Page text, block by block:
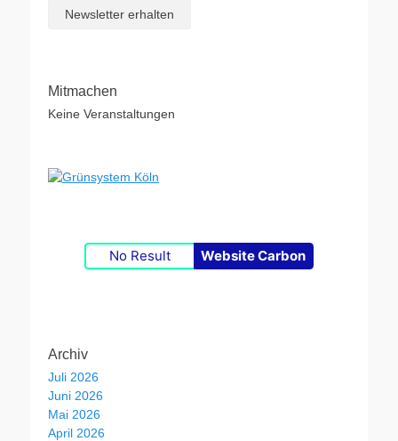
Mitmachen
Keine Veranstaltungen
No Result Website Carbon
Archiv
Juli 2026
Juni 2026
Mai 2026
April 2026